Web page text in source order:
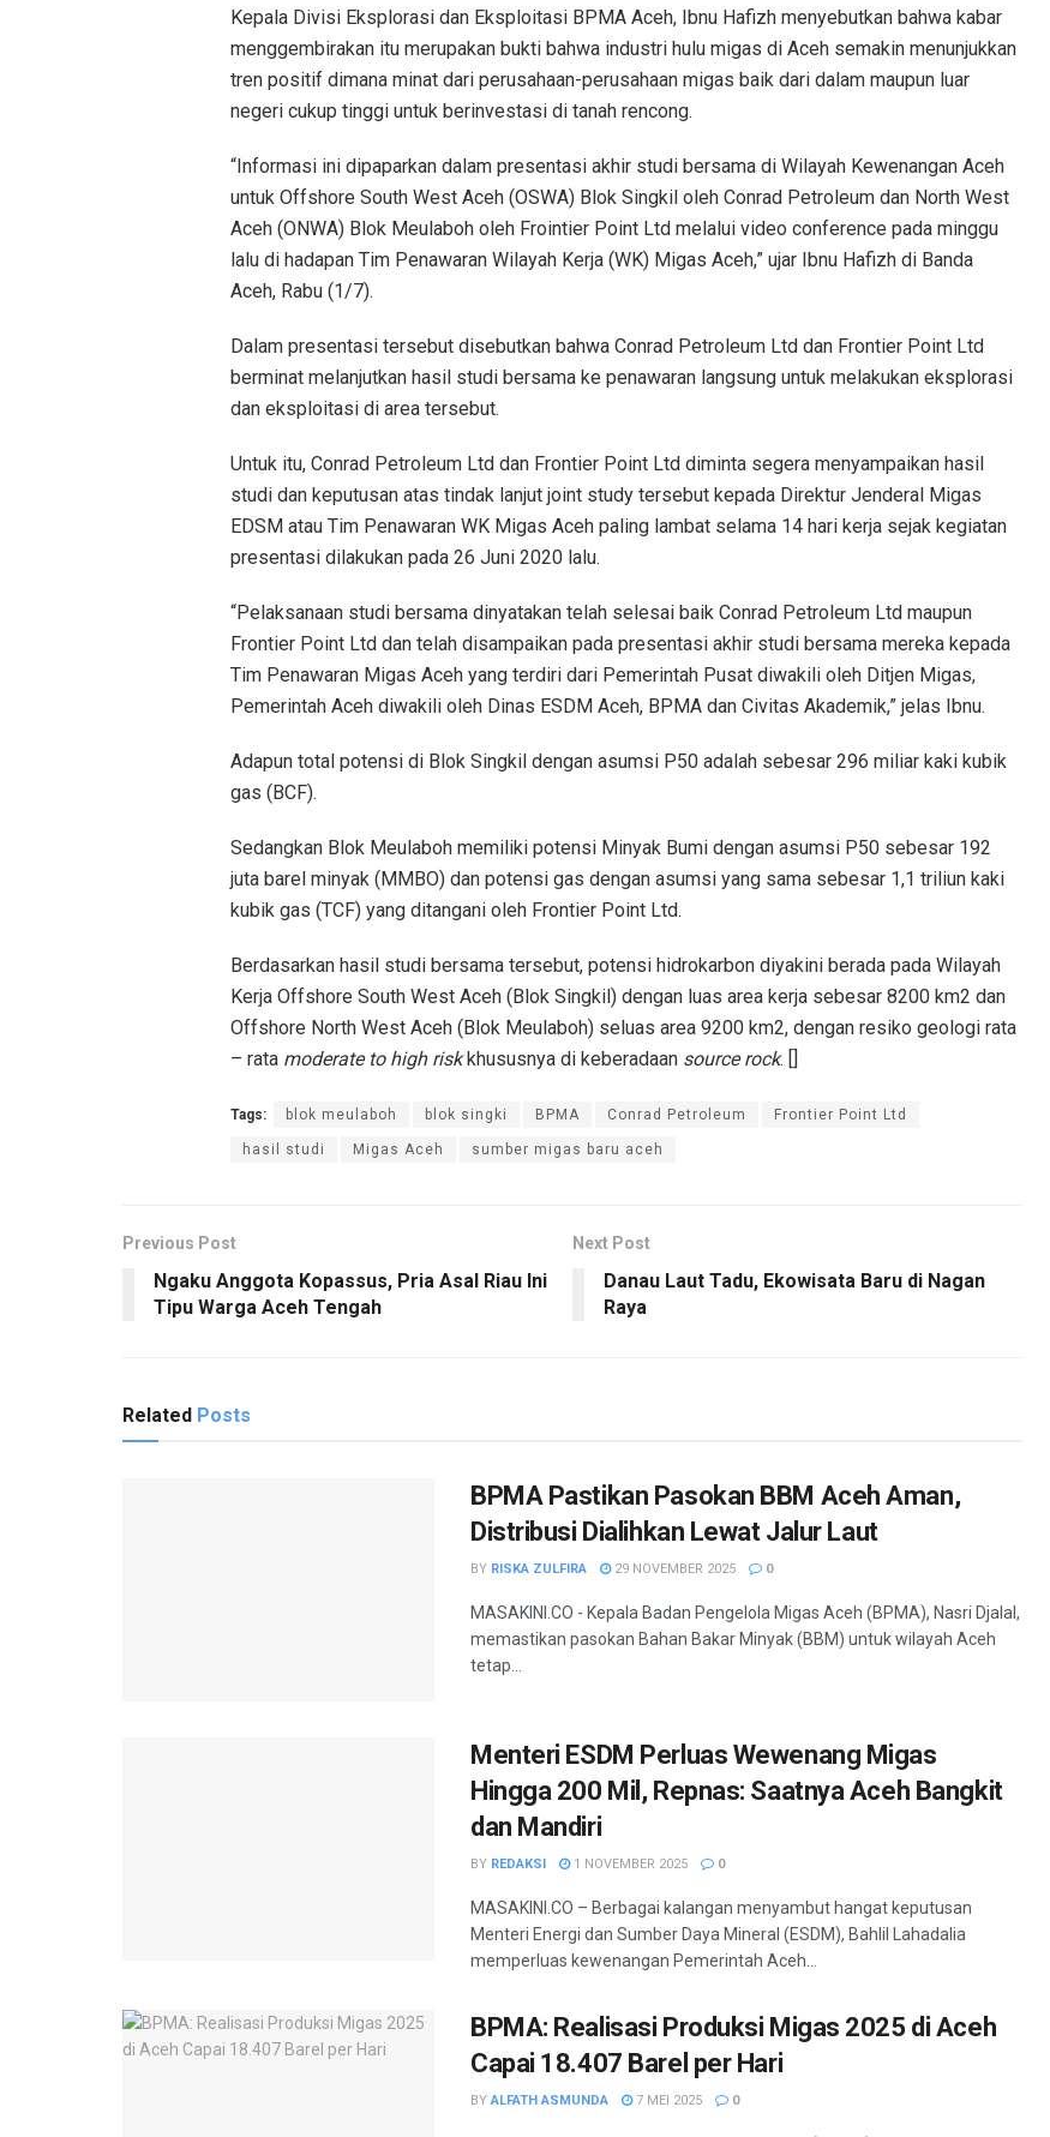
Kepala Divisi Eksplorasi dan Eksploitasi BPMA Aceh, Ibnu Hafizh menyebutkan bahwa kabar
menggembirakan itu merupakan bukti bahwa industri hulu migas di Aceh semakin menunjukkan
tren positif dimana minat dari perusahaan-perusahaan migas baik dari dalam maupun luar
negeri cukup tinggi untuk berinvestasi di tanah rencong.
“Informasi ini dipaparkan dalam presentasi akhir studi bersama di Wilayah Kewenangan Aceh
untuk Offshore South West Aceh (OSWA) Blok Singkil oleh Conrad Petroleum dan North West
Aceh (ONWA) Blok Meulaboh oleh Frointier Point Ltd melalui video conference pada minggu
lalu di hadapan Tim Penawaran Wilayah Kerja (WK) Migas Aceh,” ujar Ibnu Hafizh di Banda
Aceh, Rabu (1/7).
Dalam presentasi tersebut disebutkan bahwa Conrad Petroleum Ltd dan Frontier Point Ltd
berminat melanjutkan hasil studi bersama ke penawaran langsung untuk melakukan eksplorasi
dan eksploitasi di area tersebut.
Untuk itu, Conrad Petroleum Ltd dan Frontier Point Ltd diminta segera menyampaikan hasil
studi dan keputusan atas tindak lanjut joint study tersebut kepada Direktur Jenderal Migas
EDSM atau Tim Penawaran WK Migas Aceh paling lambat selama 14 hari kerja sejak kegiatan
presentasi dilakukan pada 26 Juni 2020 lalu.
“Pelaksanaan studi bersama dinyatakan telah selesai baik Conrad Petroleum Ltd maupun
Frontier Point Ltd dan telah disampaikan pada presentasi akhir studi bersama mereka kepada
Tim Penawaran Migas Aceh yang terdiri dari Pemerintah Pusat diwakili oleh Ditjen Migas,
Pemerintah Aceh diwakili oleh Dinas ESDM Aceh, BPMA dan Civitas Akademik,” jelas Ibnu.
Adapun total potensi di Blok Singkil dengan asumsi P50 adalah sebesar 296 miliar kaki kubik
gas (BCF).
Sedangkan Blok Meulaboh memiliki potensi Minyak Bumi dengan asumsi P50 sebesar 192
juta barel minyak (MMBO) dan potensi gas dengan asumsi yang sama sebesar 1,1 triliun kaki
kubik gas (TCF) yang ditangani oleh Frontier Point Ltd.
Berdasarkan hasil studi bersama tersebut, potensi hidrokarbon diyakini berada pada Wilayah
Kerja Offshore South West Aceh (Blok Singkil) dengan luas area kerja sebesar 8200 km2 dan
Offshore North West Aceh (Blok Meulaboh) seluas area 9200 km2, dengan resiko geologi rata
– rata moderate to high riskkhususnya di keberadaan source rock. []
Tags: blok meulaboh blok singki BPMA Conrad Petroleum Frontier Point Ltd
hasil studi Migas Aceh sumber migas baru aceh
Previous Post
Ngaku Anggota Kopassus, Pria Asal Riau Ini
Tipu Warga Aceh Tengah
Next Post
Danau Laut Tadu, Ekowisata Baru di Nagan
Raya
Related Posts
BPMA Pastikan Pasokan BBM Aceh Aman,
Distribusi Dialihkan Lewat Jalur Laut
BY RISKA ZULFIRA 29 NOVEMBER 2025 0
MASAKINI.CO - Kepala Badan Pengelola Migas Aceh (BPMA), Nasri Djalal,
memastikan pasokan Bahan Bakar Minyak (BBM) untuk wilayah Aceh
tetap...
Menteri ESDM Perluas Wewenang Migas
Hingga 200 Mil, Repnas: Saatnya Aceh Bangkit
dan Mandiri
BY REDAKSI 1 NOVEMBER 2025 0
MASAKINI.CO – Berbagai kalangan menyambut hangat keputusan
Menteri Energi dan Sumber Daya Mineral (ESDM), Bahlil Lahadalia
memperluas kewenangan Pemerintah Aceh...
BPMA: Realisasi Produksi Migas 2025 di Aceh
Capai 18.407 Barel per Hari
BY ALFATH ASMUNDA 7 MEI 2025 0